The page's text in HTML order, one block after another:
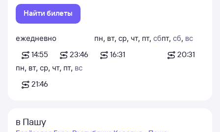
Найти билеты
ежедневно
14:55
23:46
пн, вт, ср, чт, пт, сб
16:31
пт, сб, вс
20:31
пн, вт, ср, чт, пт, вс
21:46
в Пашу